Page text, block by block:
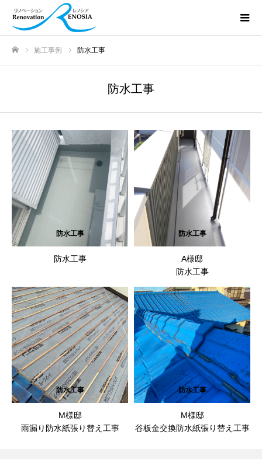
施工事例 防水工事
防水工事
防水工事
防水工事
防水工事
A様邸
防水工事
防水工事
M様邸
雨漏り防水紙張り替え工事
防水工事
M様邸
谷板金交換防水紙張り替え工事